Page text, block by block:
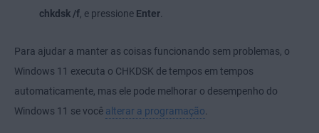
chkdsk /f , e pressione Enter
Para ajudar a manter as coisas funcionando sem problemas, o
Windows 11 executa o CHKDSK de tempos em tempos
automaticamente, mas ele pode melhorar o desempenho do
Windows 11 se você alterar a programação